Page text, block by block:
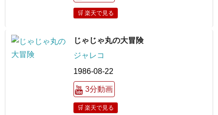
🛒 楽天で見る
じゃじゃ丸の大冒険
ジャレコ
1986-08-22
3分動画
🛒 楽天で見る